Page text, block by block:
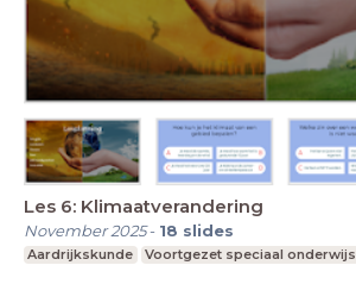
Les 6: Klimaatverandering
November 2025- 18 slides
Aardrijkskunde Voortgezet speciaal onderwijs